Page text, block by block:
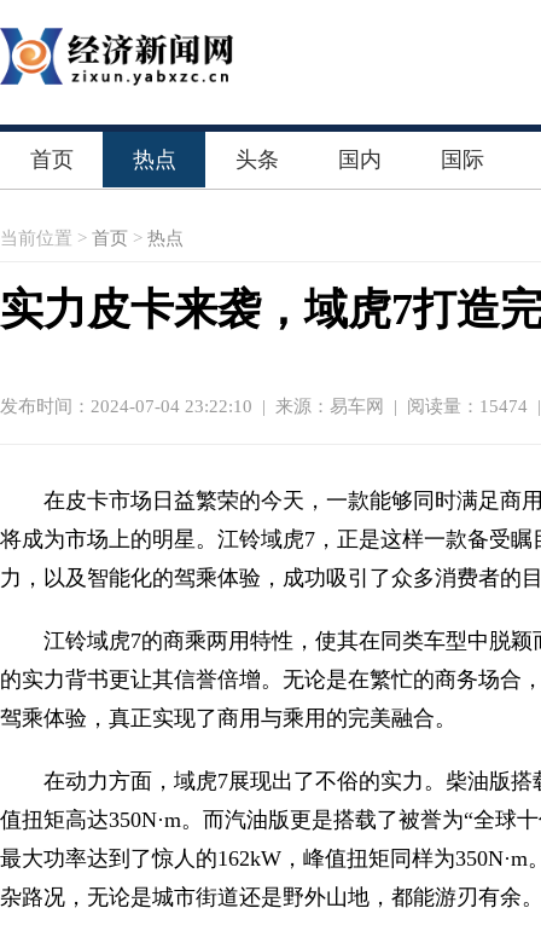
首页 热点 头条 国内 国际
当前位置 > 首页 > 热点
实力皮卡来袭，域虎7打造
发布时间：2024-07-04 23:22:10 | 来源：易车网 | 阅读量：
在皮卡市场日益繁荣的今天，一款能够同时满足商
将成为市场上的明星。江铃域虎7，正是这样一款备受
力，以及智能化的驾乘体验，成功吸引了众多消费者的
江铃域虎7的商乘两用特性，使其在同类车型中脱
的实力背书更让其信誉倍增。无论是在繁忙的商务场合
驾乘体验，真正实现了商用与乘用的完美融合。
在动力方面，域虎7展现出了不俗的实力。柴油版
值扭矩高达350N·m。而汽油版更是搭载了被誉为“全球
最大功率达到了惊人的162kW，峰值扭矩同样为
杂路况，无论是城市街道还是野外山地，都能游刃有余